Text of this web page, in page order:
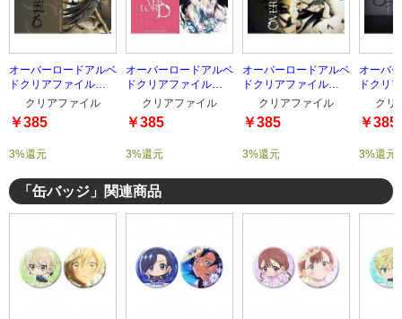
オーバーロードアルベ
ドクリアファイル
type-4クリアファイル
￥385
3%還元
オーバーロードアルベ
ドクリアファイル
type-3クリアファイル
￥385
3%還元
オーバーロードアルベ
ドクリアファイル
type-2クリアファイル
￥385
3%還元
オーバ
ドクリ
type-1
クリ
￥385
3%還元
「缶バッジ」関連商品